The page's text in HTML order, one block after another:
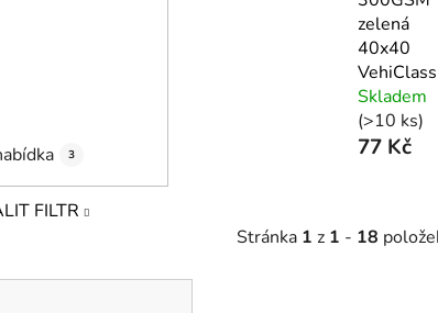
3
FILTR
zelená
40x40
VehiClass
Skladem
(>10 ks)
77 Kč
Stránka 1 z 1 - 18